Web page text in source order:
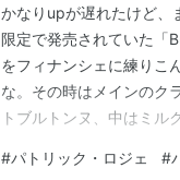
かなりupが遅れたけど、
限定で発売されていた「
をフィナンシェに練りこ
な。その時はメインのク
トブルトンヌ、中はミル
ナンシェってかんじで、
#パトリック・ロジェ #